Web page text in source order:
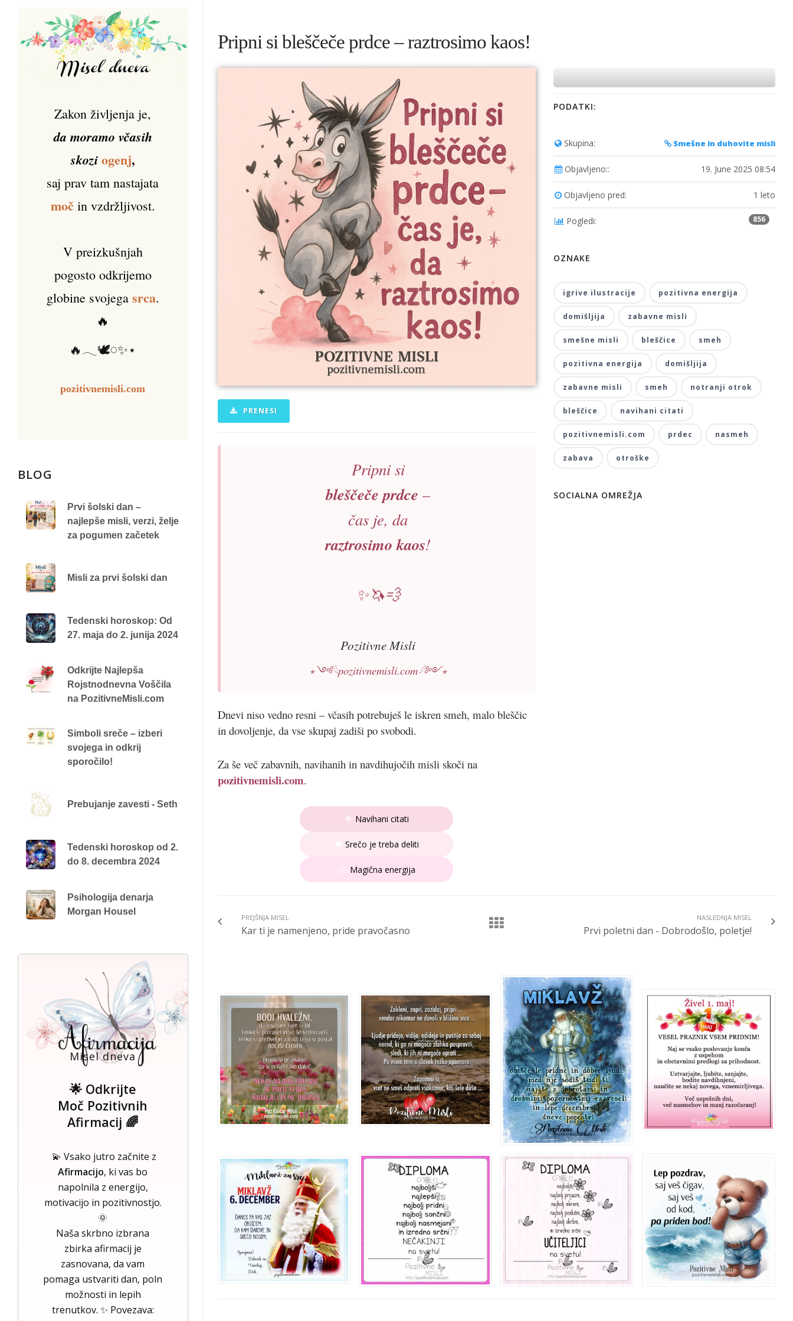
Pripni si bleščeče prdce – raztrosimo kaos!
PRENESI
Pripni si
bleščeče prdce –
čas je, da
raztrosimo kaos!
✨🦄💨
Pozitivne Misli
⋆༺𓆩pozitivnemisli.com𓆪༻⋆
Dnevi niso vedno resni – včasih potrebuješ le iskren smeh, malo bleščic
in dovoljenje, da vse skupaj zadiši po svobodi.
Za še več zabavnih, navihanih in navdihujočih misli skoči na
pozitivnemisli.com.
🌟 Navihani citati
Srečo je treba deliti
Magična energija
PODATKI:
Skupina: Smešne in duhovite misli
Objavljeno:: 19. June 2025 08:54
Objavljeno pred: 1 leto
Pogledi: 856
OZNAKE
igrive ilustracije pozitivna energija
domišljija zabavne misli
smešne misli bleščice smeh
pozitivna energija domišljija
zabavne misli smeh notranji otrok
bleščice navihani citati
pozitivnemisli.com prdec nasmeh
zabava otroške
SOCIALNA OMREŽJA
PREJŠNJA MISEL
Kar ti je namenjeno, pride pravočasno
NASLEDNJA MISEL
Prvi poletni dan - Dobrodošlo, poletje!
Zakon življenja je,
da moramo včasih
skozi ogenj,
saj prav tam nastajata
močin vzdržljivost.
V preizkušnjah
pogosto odkrijemo
globine svojega srca.
🔥
🔥𓂃🕊️𓏸✨⋆
pozitivnemisli.com
BLOG
Prvi šolski dan –
najlepše misli, verzi, želje
za pogumen začetek
Misli za prvi šolski dan
Tedenski horoskop: Od
27. maja do 2. junija 2024
Odkrijte Najlepša
Rojstnodnevna Voščila
na PozitivneMisli.com
Simboli sreče – izberi
svojega in odkrij
sporočilo!
Prebujanje zavesti - Seth
Tedenski horoskop od 2.
do 8. decembra 2024
Psihologija denarja
Morgan Housel
Misel dneva
🌟 Odkrijte
Moč Pozitivnih
Afirmacij 🌈
💫 Vsako jutro začnite z
Afirmacijo, ki vas bo
napolnila z energijo,
motivacijo in pozitivnostjo.
🌞
Naša skrbno izbrana
zbirka afirmacij je
zasnovana, da vam
pomaga ustvariti dan, poln
možnosti in lepih
trenutkov. ✨ Povezava: